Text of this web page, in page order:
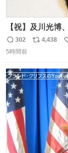
【祝】及川光博
かっております
「私、及川光博
も変わらず俳優
参ります」とつ
返
信
302
リ
ト
4,438
5時間前